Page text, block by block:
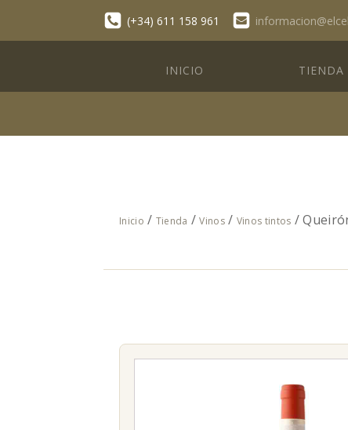
(+34) 611 158 961
INICIO TIENDA
Inicio / Tienda /Vinos/ Vinos tintos /